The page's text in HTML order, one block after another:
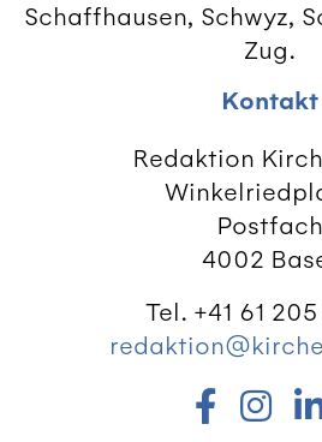
Schaffhausen, Schwyz,
Zug.
Kontakt
Redaktion
Postfach
4002
Tel. +41 61